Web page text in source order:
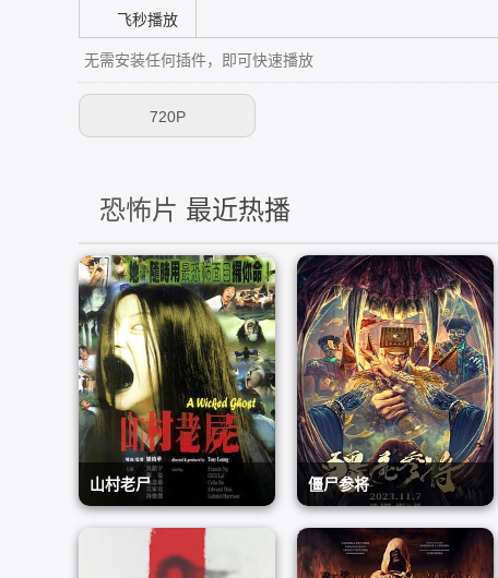
飞秒播放
无需安装任何插件，即可快速播放
720P
恐怖片 最近热播
山村老尸 山村老尸
山村老尸
僵尸参将 僵尸参将
楚洹,廖茉汐
恐怖片
僵尸参将
地狱来的女人